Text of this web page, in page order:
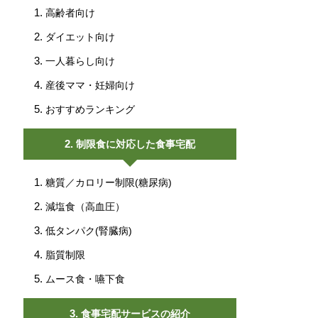
高齢者向け
ダイエット向け
一人暮らし向け
産後ママ・妊婦向け
おすすめランキング
制限食に対応した食事宅配
糖質／カロリー制限(糖尿病)
減塩食（高血圧）
低タンパク(腎臓病)
脂質制限
ムース食・嚥下食
食事宅配サービスの紹介